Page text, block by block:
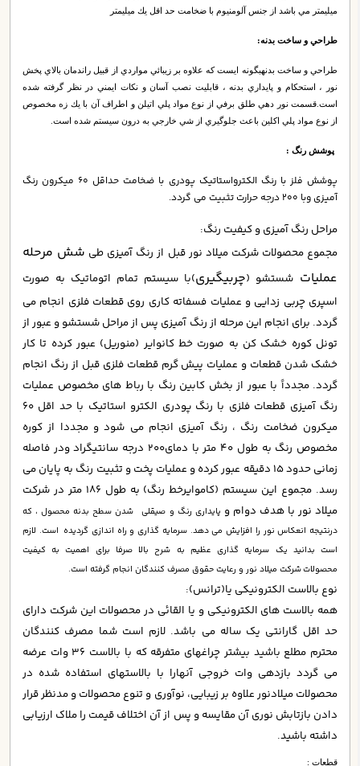
ميليمتر مي باشد از جنس آلومنيوم با ضخامت حد اقل يك ميليمتر
طراحي و ساخت بدنه:
طراحي و ساخت بدنهبگونه ايست كه علاوه بر زيبائي مواردي از قبيل راندمان بالاي پخش
نور ، استحكام و پايداري بدنه ، قابليت نصب آسان و نكات ايمني در نظر گرفته شده
است. قسمت نور دهي طلق برفي از نوع مواد پلي اتيلن و اطراف آن با يك زه مخصوص
از نوع مواد پلي اكلين باعث جلوگيري از شي خارجي به درون سيستم شده است.
پوشش رنگ :
پوشش فلز با رنگ الكترواستاتيك پودري با ضخامت حداقل 60 ميكرون رنگ
آميزي وبا 200 درجه حرارت تثبيت مي گردد.
مراحل رنگ آمیزی و کیفیت رنگ:
مجموع محصولات شرکت میلاد نور قبل از رنگ آمیزی طی شش مرحله
عملیات شستشو (چربیگیری)با سیستم تمام اتوماتیک به صورت
اسپری چربی زدایی و عملیات فسفاته کاری روی قطعات فلزی انجام می
گردد. برای انجام این مرحله از رنگ آمیزی پس از مراحل شستشو و عبور از
تونل کوره خشک کن به صورت خط کانوایر (منوریل) عبور کرده تا کار
خشک شدن قطعات و عملیات پیش گرم قطعات فلزی قبل از رنگ انجام
گردد. مجدداً با عبور از بخش کابین رنگ با رباط های مخصوص عملیات
رنگ آمیزی قطعات فلزی با رنگ پودری الکترو استاتیک با حد اقل 60
میکرون ضخامت رنگ ، رنگ آمیزی انجام می شود و مجددا از کوره
مخصوص رنگ به طول 40 متر با دمای
200 درجه سانتیگراد ودر فاصله
زمانی حدود 15 دقیقه عبور کرده و عملیات پخت و تثبیت رنگ به پایان می
رسد. مجموع این سیستم (کاموایرخط رنگ) به طول 186 متر در شرکت
میلاد نور با هدف دوام وپايداري رنگ و صیقلی شدن سطح بدنه محصول ، که
درنتیجه انعكاس نور را افزایش می دهد. سرمایه گذاری و راه اندازی گردیده است. لازم
است بدانید یک سرمایه گذاری عظیم به شرح بالا صرفا برای اهمیت به کیفیت
محصولات شرکت میلاد نور و رعایت حقوق مصرف کنندگان انجام گرفته است.
نوع بالاست الکترونیکی یا(ترانس):
همه بالاست های الکترونیکی و یا القائی در محصولات این شرکت دارای
حد اقل گارانتی یک ساله می باشد. لازم است شما مصرف کنندگان
محترم مطلع باشید بیشتر چراغهای متفرقه که با بالاست 36 وات عرضه
می گردد بازدهی وات خروجی آنهارا با بالاستهای استفاده شده در
محصولات میلادنور علاوه بر زیبایی، نوآوری و تنوع محصولات و مدنظر قرار
دادن بازتابش نوری آن مقایسه و پس از آن اختلاف قیمت را ملاک ارزیابی
داشته باشید.
قطعات :